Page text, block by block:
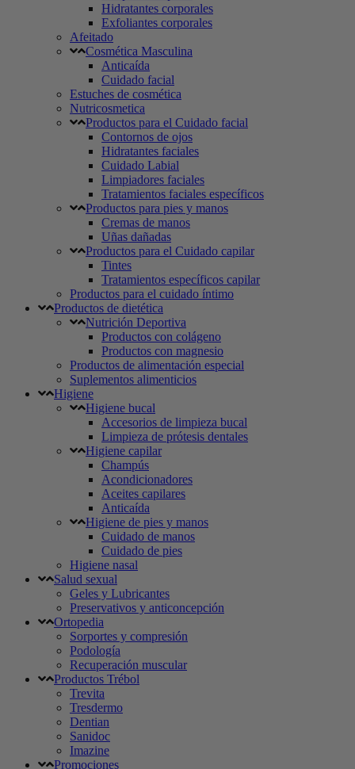
Hidratantes corporales
Exfoliantes corporales
Afeitado
Cosmética Masculina
Anticaída
Cuidado facial
Estuches de cosmética
Nutricosmetica
Productos para el Cuidado facial
Contornos de ojos
Hidratantes faciales
Cuidado Labial
Limpiadores faciales
Tratamientos faciales específicos
Productos para pies y manos
Cremas de manos
Uñas dañadas
Productos para el Cuidado capilar
Tintes
Tratamientos específicos capilar
Productos para el cuidado íntimo
Productos de dietética
Nutrición Deportiva
Productos con colágeno
Productos con magnesio
Productos de alimentación especial
Suplementos alimenticios
Higiene
Higiene bucal
Accesorios de limpieza bucal
Limpieza de prótesis dentales
Higiene capilar
Champús
Acondicionadores
Aceites capilares
Anticaída
Higiene de pies y manos
Cuidado de manos
Cuidado de pies
Higiene nasal
Salud sexual
Geles y Lubricantes
Preservativos y anticoncepción
Ortopedia
Sorportes y compresión
Podología
Recuperación muscular
Productos Trébol
Trevita
Tresdermo
Dentian
Sanidoc
Imazine
Promociones